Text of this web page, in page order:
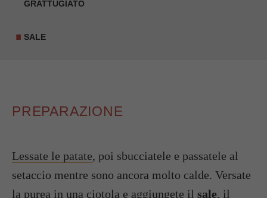
GRATTUGIATO
SALE
PREPARAZIONE
Lessate le patate, poi sbucciatele e passatele al
setaccio mentre sono ancora molto calde. Versate
la purea in una ciotola e aggiungete il sale, il